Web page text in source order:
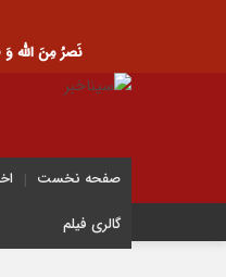
نَصرُ مِنَ الله
صفحه نخست
گالری فیلم